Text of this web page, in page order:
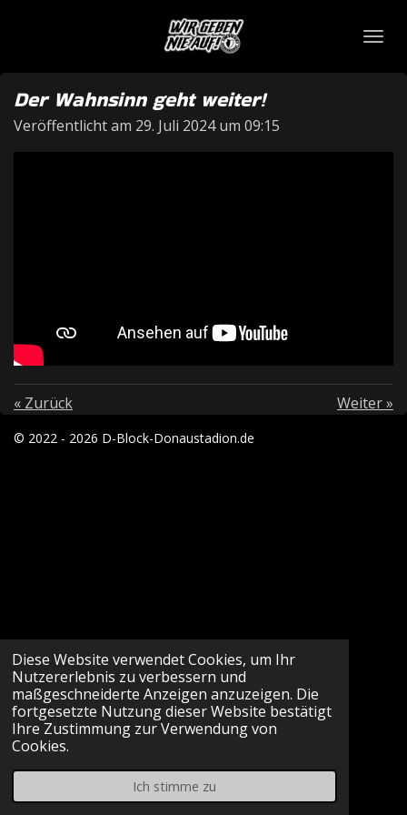
Diese Website verwendet Cookies, um Ihr
Nutzererlebnis zu verbessern und
maßgeschneiderte Anzeigen anzuzeigen. Die
fortgesetzte Nutzung dieser Website bestätigt
Ihre Zustimmung zur Verwendung von
Cookies.
Ich stimme zu
Der Wahnsinn geht weiter!
Veröffentlicht am 29. Juli 2024 um 09:15
« Zurück Weiter»
© 2022 - 2026 D-Block-Donaustadion.de